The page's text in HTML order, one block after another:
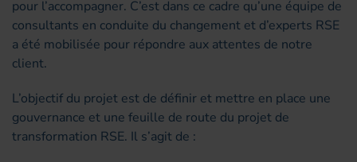
pour l’accompagner. C’est dans ce cadre qu’une équipe de
consultants en conduite du changement et d’experts RSE
a été mobilisée pour répondre aux attentes de notre
client.
L’objectif du projet est de définir et mettre en place une
gouvernance et une feuille de route du projet de
transformation RSE. Il s’agit de :